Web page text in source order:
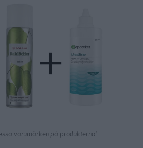
varumärken på produkterna!